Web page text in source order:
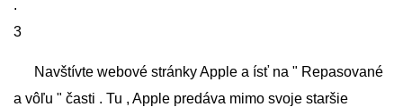
.
3
Navštívte webové stránky Apple a ísť na " Repasované
a vôľu " časti . Tu , Apple predáva mimo svoje staršie